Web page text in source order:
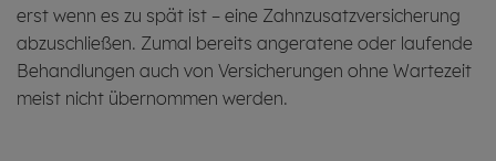
erst wenn es zu spät ist – eine Zahnzusatzversicherung
abzuschließen. Zumal bereits angeratene oder laufende
Behandlungen auch von Versicherungen ohne Wartezeit
meist nicht übernommen werden.